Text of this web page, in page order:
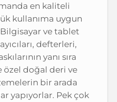
en kaliteli
kullanıma uygun
ve tablet
defterleri,
yanı sıra
özel doğal deri ve
bir arada
yapıyorlar. Pek çok